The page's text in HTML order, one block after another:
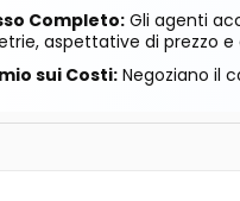
Completo: Gli agenti
aspettative di prezzo
sui Costi: Negoziano il